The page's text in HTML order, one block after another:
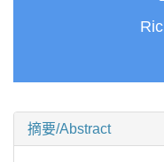
摘要/Abstract